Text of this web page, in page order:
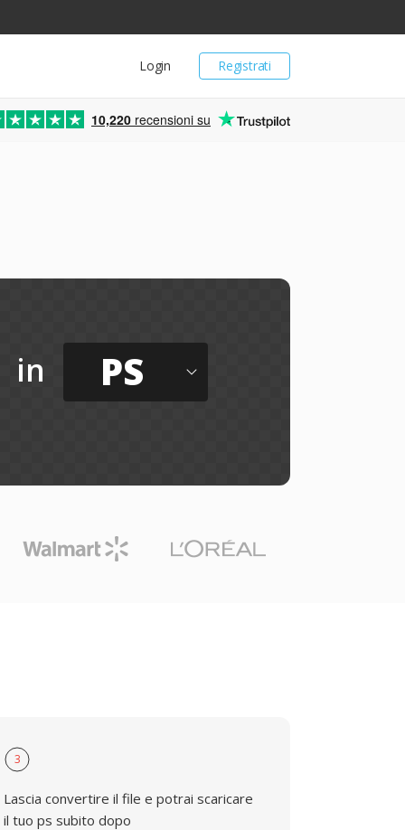
Registrati
Login
10,220 recensioni su
in PS
3
Lascia convertire il file e potrai scaricare
il tuo ps subito dopo